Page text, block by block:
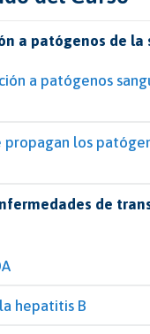
a patógenos de la
a patógenos
propagan los
de
hepatitis B